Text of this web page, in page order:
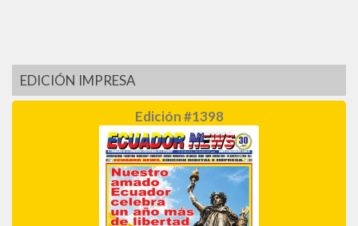
EDICIÓN IMPRESA
Edición #1398